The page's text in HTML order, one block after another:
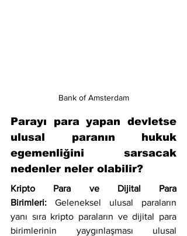
Bank of Amsterdam
Parayı para yapan devletse
ulusal paranın hukuk
egemenliğini sarsacak
nedenler neler olabilir?
Kripto Para ve Dijital Para
Birimleri: Geleneksel ulusal paraların
yanı sıra kripto paraların ve dijital para
birimlerinin yaygınlaşması ulusal